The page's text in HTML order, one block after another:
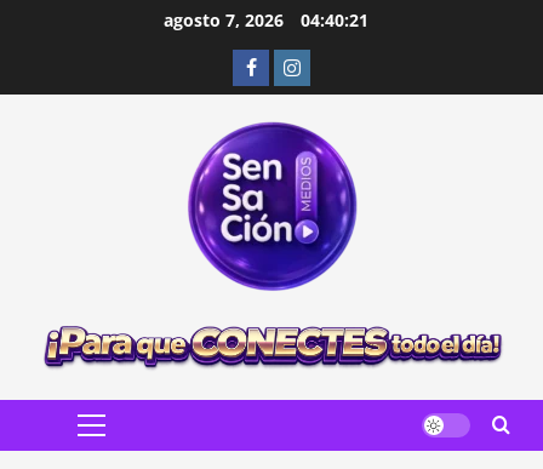
agosto 7, 2026 04:40:22
FacebookInstagram
Menú